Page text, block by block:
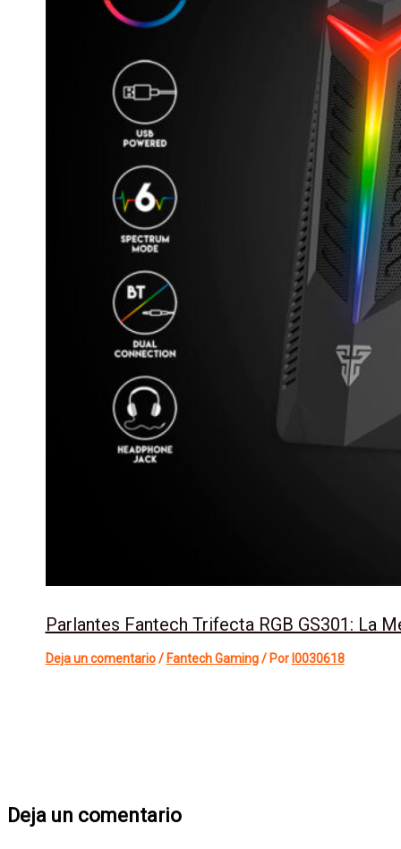
Parlantes Fantech Trifecta RGB GS301: La
Deja un comentario / Fantech Gaming/ Por l0030618
Deja un comentario